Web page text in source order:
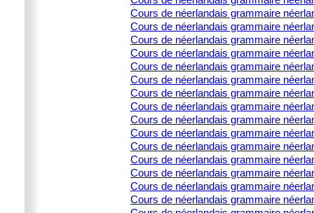
Cours de néerlandais grammaire
Cours de néerlandais grammaire
Cours de néerlandais grammaire
Cours de néerlandais grammaire
Cours de néerlandais grammaire
Cours de néerlandais grammaire
Cours de néerlandais grammaire
Cours de néerlandais grammaire
Cours de néerlandais grammaire
Cours de néerlandais grammaire
Cours de néerlandais grammaire
Cours de néerlandais grammaire
Cours de néerlandais grammaire
Cours de néerlandais grammaire
Cours de néerlandais grammaire